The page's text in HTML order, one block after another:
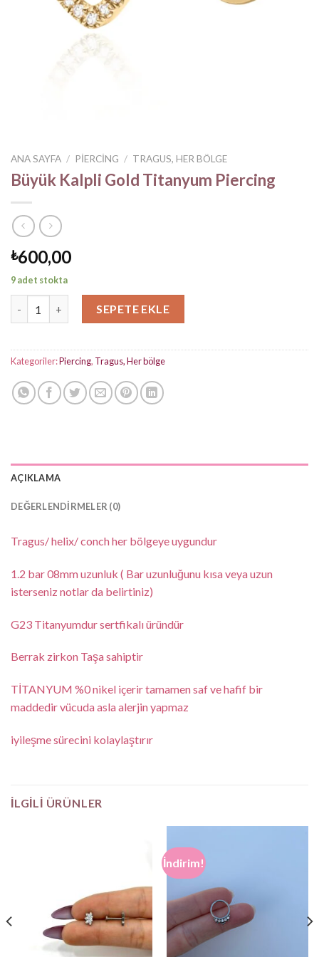
ANA SAYFA / PIERCING / TRAGUS, HER BÖLGE
Büyük Kalpli Gold Titanyum Piercing
₺600,00
9 adet stokta
SEPETE EKLE
Kategoriler:Piercing, Tragus, Her bölge
AÇIKLAMA
DEĞERLENDIRMELER (0)
Tragus/ helix/ conch her bölgeye uygundur
1.2 bar 08mm uzunluk ( Bar uzunluğunu kısa veya uzun
isterseniz notlar da belirtiniz)
G23 Titanyumdur sertfikalı üründür
Berrak zirkon Taşa sahiptir
TİTANYUM %0 nikel içerir tamamen saf ve hafif bir
maddedir vücuda asla alerjin yapmaz
iyileşme sürecini kolaylaştırır
İLGILI ÜRÜNLER
İndirim!